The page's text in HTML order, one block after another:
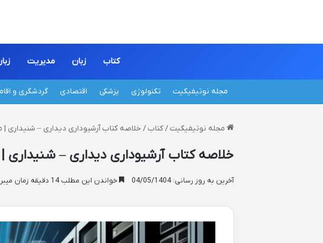
کتاب زبان مدیریت
مجله نوتیفیکیت تکنولوژی پزشکی اقتصادی گردشگری و
مجله نوتیفیکیت / کتاب / خلاصه کتاب آرشیوداری دیداری – شنیداری |
خلاصه کتاب آرشیوداری دیداری – شنیداری |
آخرین به روز رسانی: 04/05/1404 خواندن این مطلب 14 دقیقه زمان میبرد